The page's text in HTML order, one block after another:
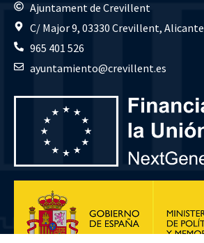
Ajuntament de Crevillent
C/ Major 9, 03330 Crevillent, Alicante
965 401 526
ayuntamiento@crevillent.es